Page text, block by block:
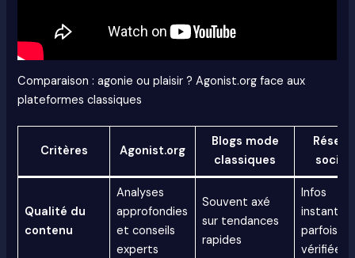
Comparaison : agonie ou plaisir ? Agonist.org face aux
plateformes classiques
Critères Agonist.org
Blogs mode
classiques
Qualité du
contenu
Analyses
approfondies
et conseils
experts
Souvent axé
sur tendances
rapides
Infos
parfois
vérifiées